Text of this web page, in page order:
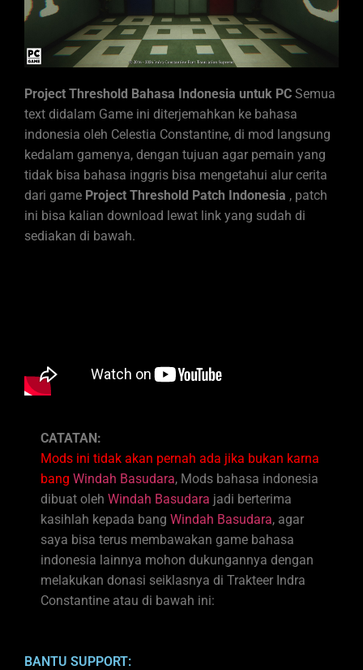
Project Threshold Bahasa Indonesia untuk PC Semua
text didalam Game ini diterjemahkan ke bahasa
indonesia oleh Celestia Constantine, di mod langsung
kedalam gamenya, dengan tujuan agar pemain yang
tidak bisa bahasa inggris bisa mengetahui alur cerita
dari game Project Threshold Patch Indonesia , patch
ini bisa kalian download lewat link yang sudah di
sediakan di bawah.
CATATAN:
Mods ini tidak akan pernah ada jika bukan karna
bang Windah Basudara, Mods bahasa indonesia
dibuat oleh Windah Basudara jadi berterima
kasihlah kepada bang Windah Basudara, agar
saya bisa terus membawakan game bahasa
indonesia lainnya mohon dukungannya dengan
melakukan donasi seiklasnya di Trakteer Indra
Constantine atau di bawah ini:
BANTU SUPPORT: